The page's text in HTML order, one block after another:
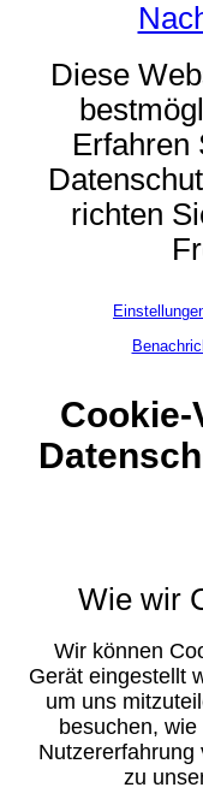
Diese
Erfahren
richten
Cookie-
Wie wir
Wir können
Gerät eingestellt
um uns
besuchen,
Nutzererfahrung
zu